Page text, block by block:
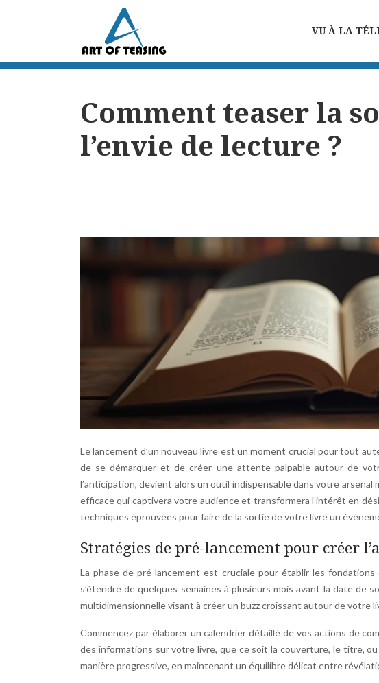
VU À LA
Comment teaser la
l’envie de lecture ?
Le lancement d’un nouveau livre est un moment crucial pour tout
de se démarquer et de créer une attente palpable autour de
l’anticipation, devient alors un outil indispensable dans votre
efficace qui captivera votre audience et transformera l’intérêt en
techniques éprouvées pour faire de la sortie de votre livre un
Stratégies de pré-lancement pour créer
La phase de pré-lancement est cruciale pour établir les
s’étendre de quelques semaines à plusieurs mois avant la date
multidimensionnelle visant à créer un buzz croissant autour de votre
Commencez par élaborer un calendrier détaillé de vos actions de
des informations sur votre livre, que ce soit la couverture, le titre,
manière progressive, en maintenant un équilibre délicat entre